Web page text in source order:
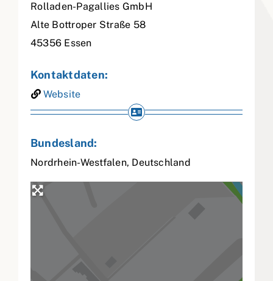
Rolladen-Pagallies GmbH
Alte Bottroper Straße 58
45356 Essen
Kontaktdaten:
Website
Bundesland:
Nordrhein-Westfalen, Deutschland